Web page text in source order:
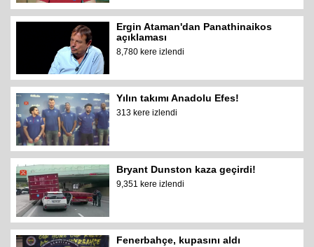
Ergin Ataman'dan Panathinaikos
açıklaması
8,780 kere izlendi
Yılın takımı Anadolu Efes!
313 kere izlendi
Bryant Dunston kaza geçirdi!
9,351 kere izlendi
Fenerbahçe, kupasını aldı